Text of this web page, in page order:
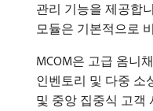
관리 기능을 제공합
모듈은 기본적으로
MCOM은 고급 옴니
인벤토리 및 다중 소
및 중앙 집중식 고객